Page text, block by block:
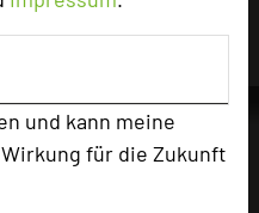
und kann meine
für die Zukunft